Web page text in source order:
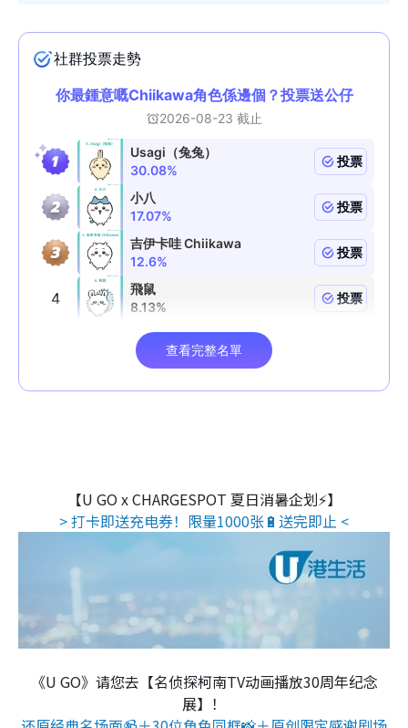
【U GO x CHARGESPOT 夏日消暑企划⚡】
> 打卡即送充电券！限量1000张🔋送完即止 <
《U GO》请您去【名侦探柯南TV动画播放30周年纪念
展】！